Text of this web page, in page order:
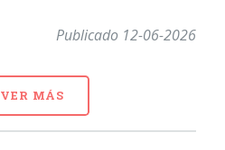
Publicado 12-06-2026
VER MÁS